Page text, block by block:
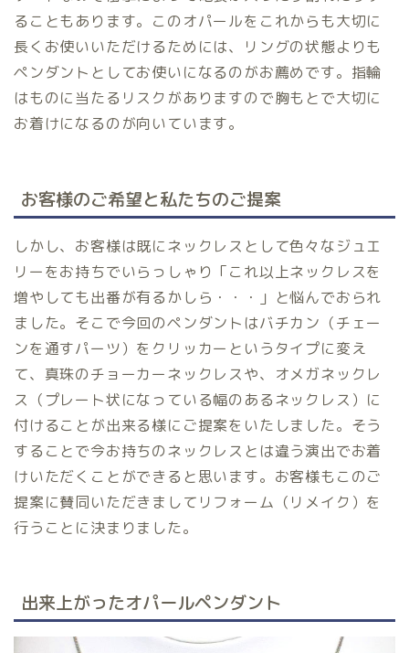
ることもあります。このオパールをこれからも大切に
長くお使いいただけるためには、リングの状態よりも
ペンダントとしてお使いになるのがお薦めです。指輪
はものに当たるリスクがありますので胸もとで大切に
お着けになるのが向いています。
お客様のご希望と私たちのご提案
しかし、お客様は既にネックレスとして色々なジュエ
リーをお持ちでいらっしゃり「これ以上ネックレスを
増やしても出番が有るかしら・・・」と悩んでおられ
ました。そこで今回のペンダントはバチカン（チェー
ンを通すパーツ）をクリッカーというタイプに変え
て、真珠のチョーカーネックレスや、オメガネックレ
ス（プレート状になっている幅のあるネックレス）に
付けることが出来る様にご提案をいたしました。そう
することで今お持ちのネックレスとは違う演出でお着
けいただくことができると思います。お客様もこのご
提案に賛同いただきましてリフォーム（リメイク）を
行うことに決まりました。
出来上がったオパールペンダント